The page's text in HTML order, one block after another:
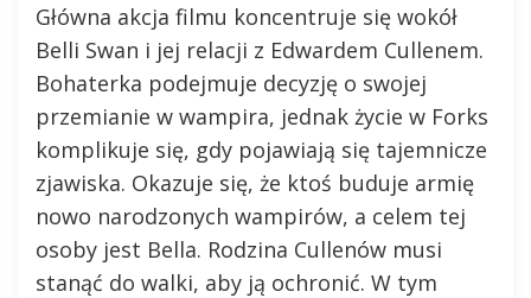
Główna akcja filmu koncentruje się wokół
Belli Swan i jej relacji z Edwardem Cullenem.
Bohaterka podejmuje decyzję o swojej
przemianie w wampira, jednak życie w Forks
komplikuje się, gdy pojawiają się tajemnicze
zjawiska. Okazuje się, że ktoś buduje armię
nowo narodzonych wampirów, a celem tej
osoby jest Bella. Rodzina Cullenów musi
stanąć do walki, aby ją ochronić. W tym